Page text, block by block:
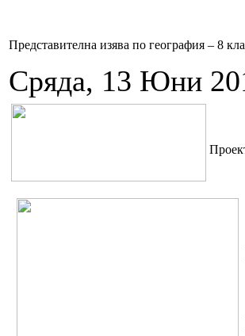
Представителна изява по география – 8
Сряда, 13 Юни